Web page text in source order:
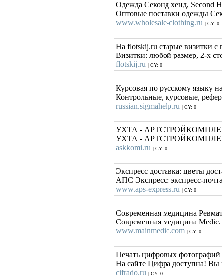
Одежда Секонд хенд, Second
Оптовые поставки одежды
www.wholesale-clothing.ru | CY: 0
На flotskij.ru старые визитки
Визитки: любой размер, 2-х
flotskij.ru | CY: 0
Курсовая по русскому языку
Контрольные, курсовые,
russian.sigmahelp.ru | CY: 0
УХТА -
УХТА -
askkomi.ru | CY: 0
Экспресс доставка: цветы
АПС Экспресс: экспресс-
www.aps-express.ru | CY: 0
Современная медицина
Современная медицина
www.mainmedic.com | CY: 0
Печать цифровых фотографий
На сайте Цифра доступна! Вы
cifrado.ru | CY: 0